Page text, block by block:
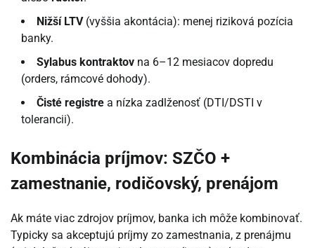
Nižší LTV(vyššia akontácia): menej riziková pozícia
banky.
Sylabus kontraktov na 6–12 mesiacov dopredu
(orders, rámcové dohody).
Čisté registre a nízka zadlženosť (DTI/DSTI v
tolerancii).
Kombinácia príjmov: SZČO +
zamestnanie, rodičovský, prenájom
Ak máte viac zdrojov príjmov, banka ich môže kombinovať.
Typicky sa akceptujú príjmy zo zamestnania, z prenájmu